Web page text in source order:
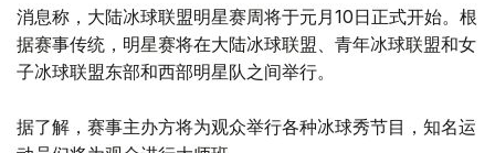
消息称，大陆冰球联盟明星赛周将于元月10日正式开始。根
据赛事传统，明星赛将在大陆冰球联盟、青年冰球联盟和女
子冰球联盟东部和西部明星队之间举行。
据了解，赛事主办方将为观众举行各种冰球秀节目，知名运